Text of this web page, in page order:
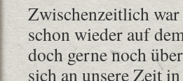
Zwischenzeitlich
schon wieder auf
doch gerne noch
sich an unsere Zeit